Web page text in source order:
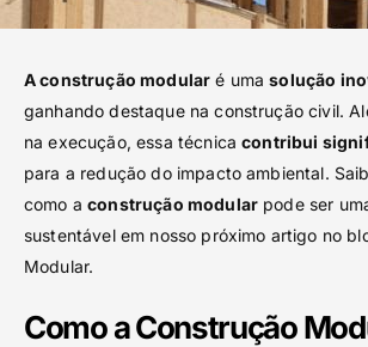
A construção modular é umasolução
ganhando destaque na construção civil.
na execução, essa técnicacontribui
para a redução do impacto ambiental.
como aconstrução modular pode ser
sustentável em nosso próximo artigo no
Modular.
Como a Construção